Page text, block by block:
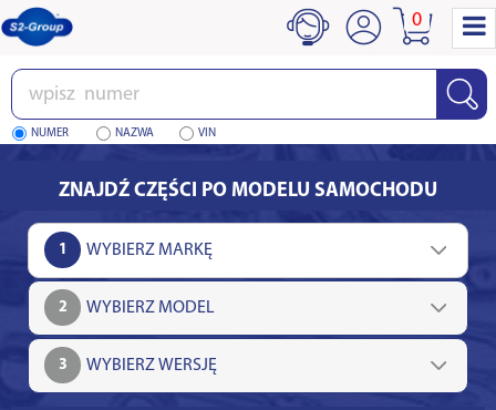
Wpisz
numer
NUMER NAZWA VIN
0
ZNAJDŹ CZĘŚCI PO MODELU SAMOCHODU
1
2
3